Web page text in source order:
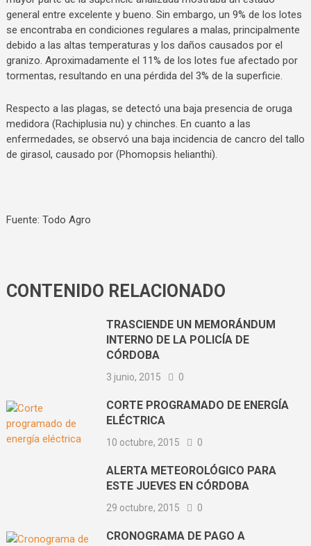
general entre excelente y bueno. Sin embargo, un 9% de los lotes
se encontraba en condiciones regulares a malas, principalmente
debido a las altas temperaturas y los daños causados por el
granizo. Aproximadamente el 11% de los lotes fue afectado por
tormentas, resultando en una pérdida del 3% de la superficie.
Respecto a las plagas, se detectó una baja presencia de oruga
medidora (Rachiplusia nu) y chinches. En cuanto a las
enfermedades, se observó una baja incidencia de cancro del tallo
de girasol, causado por (Phomopsis helianthi).
Fuente: Todo Agro
CONTENIDO RELACIONADO
TRASCIENDE UN MEMORÁNDUM
INTERNO DE LA POLICÍA DE
CÓRDOBA
3 junio, 2015 0
CORTE PROGRAMADO DE ENERGÍA
ELÉCTRICA
10 octubre, 2015 0
ALERTA METEOROLÓGICO PARA
ESTE JUEVES EN CÓRDOBA
29 octubre, 2015 0
CRONOGRAMA DE PAGO A